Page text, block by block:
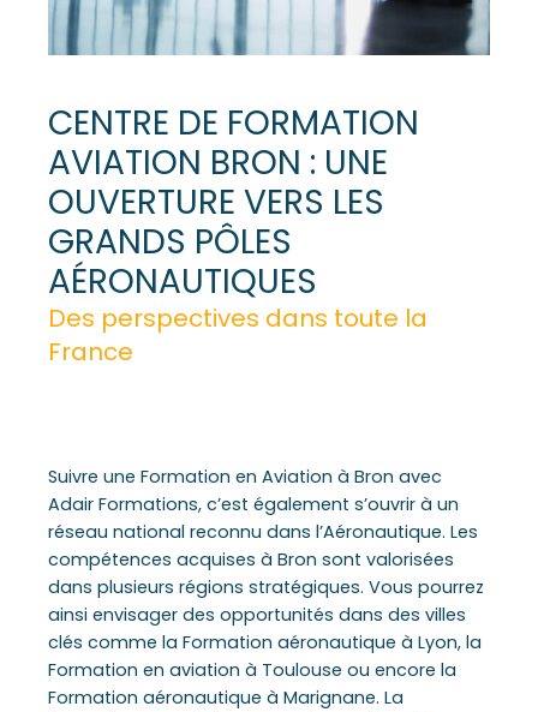
CENTRE DE FORMATION
AVIATION BRON : UNE
OUVERTURE VERS LES
GRANDS PÔLES
AÉRONAUTIQUES
Des perspectives dans toute la
France
Suivre une Formation en Aviation à Bron avec
Adair Formations, c’est également s’ouvrir à un
réseau national reconnu dans l’Aéronautique. Les
compétences acquises à Bron sont valorisées
dans plusieurs régions stratégiques. Vous pourrez
ainsi envisager des opportunités dans des villes
clés comme la Formation aéronautique à Lyon, la
Formation en aviation à Toulouse ou encore la
Formation aéronautique à Marignane. La